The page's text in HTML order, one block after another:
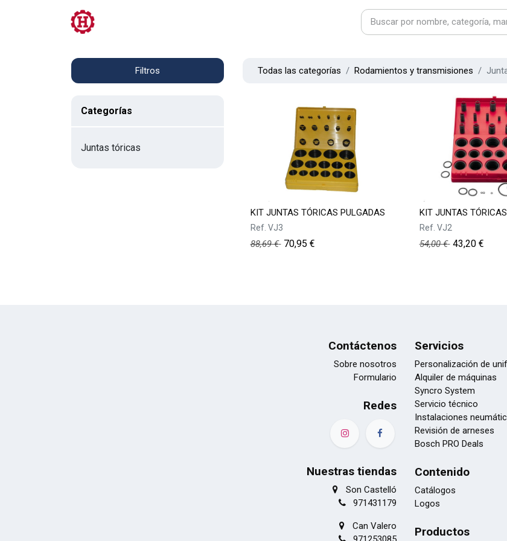
Filtros
Categorías
Juntas tóricas
Todas las categorías Rodamientos y transmisiones
KIT JUNTAS TÓRICAS PULGADAS
Ref. VJ3
88,69€ 70,95 €
KIT JUNTAS
Ref. VJ2
54,00€ 43,20€
Contáctenos
Sobre nosotros
Formulario
Redes
Nuestras tiendas
Son Castelló
971431179
Can Valero
Servicios
Personalización de
Alquiler de máquinas
Syncro System
Servicio técnico
Instalaciones
Revisión de arneses
Bosch PRO Deals
Contenido
Catálogos
Logos
Productos